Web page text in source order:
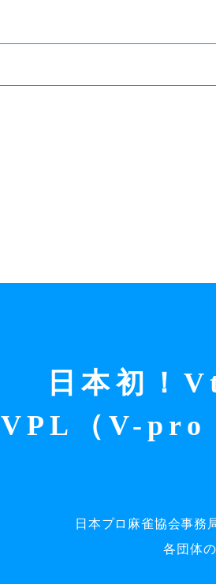
日本初！
VPL（V-pro
日本プロ麻雀協会事務
各団体